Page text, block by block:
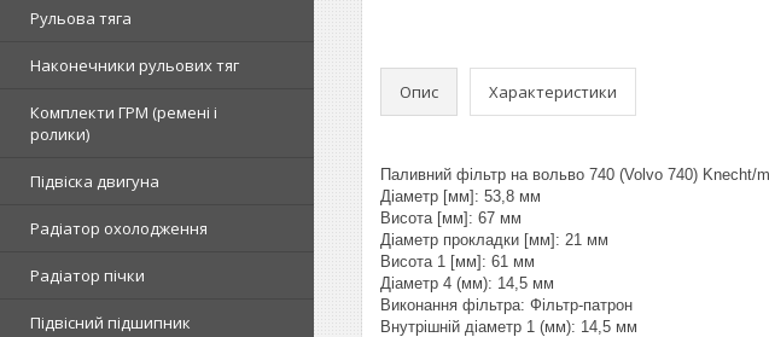
Рульова тяга
Наконечники рульових тяг
Комплекти ГРМ (ремені і
ролики)
Підвіска двигуна
Радіатор охолодження
Радіатор пічки
Підвісний підшипник
Опис Характеристики
Паливний фільтр на вольво 740 (Volvo 740) Knecht/
Діаметр [мм]: 53,8 мм
Висота [мм]: 67 мм
Діаметр прокладки [мм]: 21 мм
Висота 1 [мм]: 61 мм
Діаметр 4 (мм): 14,5 мм
Виконання фільтра: Фільтр-патрон
Внутрішній діаметр 1 (мм): 14,5 мм